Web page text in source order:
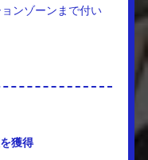
ンゾーンまで付い
獲得